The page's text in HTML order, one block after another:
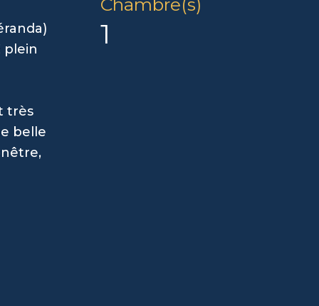
plein
très
belle
1